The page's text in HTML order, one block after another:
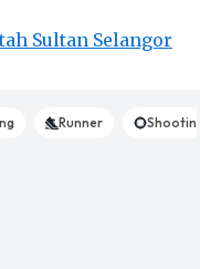
Sultan Selangor